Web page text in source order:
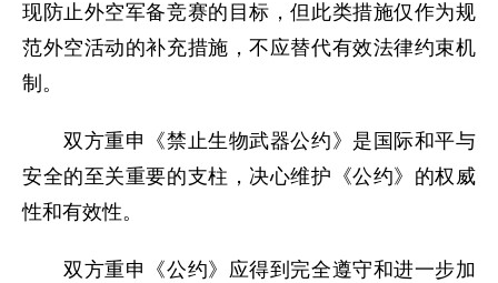
现防止外空军备竞赛的目标，但此类措施仅作为规
范外空活动的补充措施，不应替代有效法律约束机
制。
双方重申《禁止生物武器公约》是国际和平与
安全的至关重要的支柱，决心维护《公约》的权威
性和有效性。
双方重申《公约》应得到完全遵守和进一步加